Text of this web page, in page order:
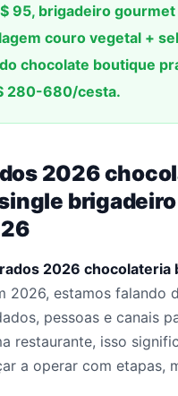
95, brigadeiro
couro vegetal +
chocolate boutique
280-680/cesta.
2026
2026
2026, estamos falando
pessoas e canais
restaurante, isso
a operar com etapas,